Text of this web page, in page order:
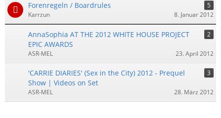
Forenregeln / Boardrules
5
Karrzun
8. Januar 2012
AnnaSophia AT THE 2012 WHITE HOUSE PROJECT
EPIC AWARDS
2
ASR-MEL 23. April 2012
'CARRIE DIARIES' (Sex in the City) 2012 - Prequel
Show | Videos on Set
3
ASR-MEL 28. März 2012